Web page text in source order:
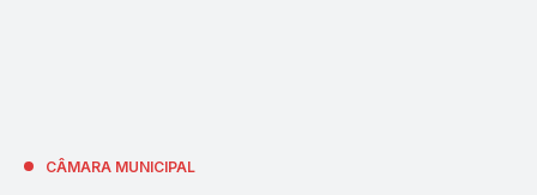
CÂMARA MUNICIPAL